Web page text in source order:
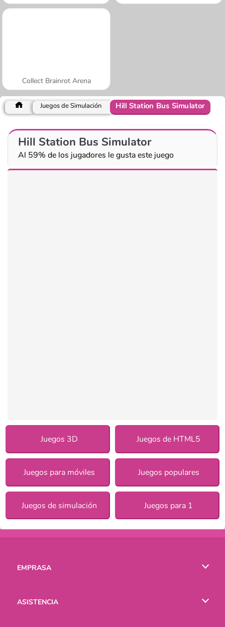
Collect Brainrot Arena
Juegos de Simulación Hill Station Bus Simulator
Hill Station Bus Simulator
Al 59% de los jugadores le gusta este juego
Juegos 3D Juegos de HTML5
Juegos para móviles Juegos populares
Juegos de simulación Juegos para 1
EMPRASA
ASISTENCIA